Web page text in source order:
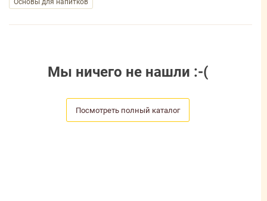
Основы для напитков
Мы ничего не нашли :-(
Посмотреть полный каталог